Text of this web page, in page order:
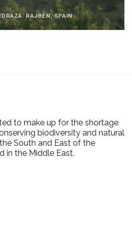
RAJBEN, SPAIN
to make up for the shortage
biodiversity and natural
South and East of the
in the Middle East.